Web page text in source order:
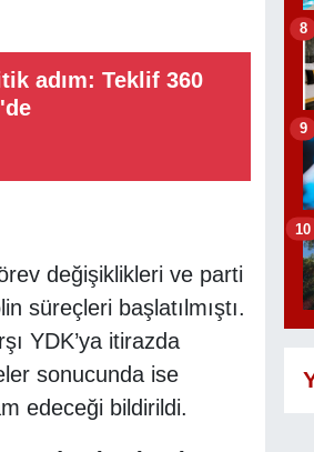
adım: Teklif 360
değişiklikleri ve parti
süreçleri başlatılmıştı.
YDK’ya itirazda
sonucunda ise
edeceği bildirildi.
8
9
10